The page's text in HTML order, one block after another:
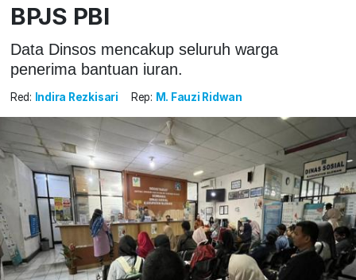
BPJS PBI
Data Dinsos mencakup seluruh warga
penerima bantuan iuran.
Red: Indira Rezkisari Rep: M. Fauzi Ridwan